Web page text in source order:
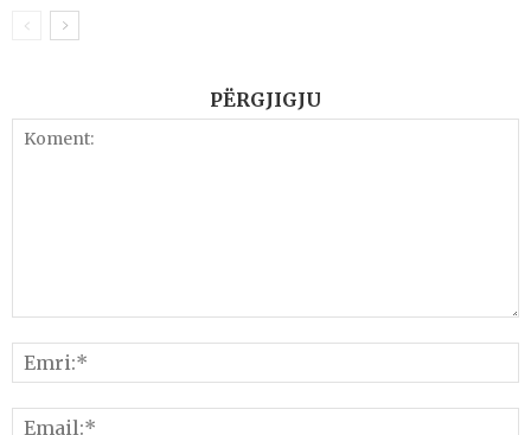
PËRGJIGJU